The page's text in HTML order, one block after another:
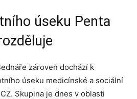
úseku Penta
zároveň dochází k
úseku medicínské a sociální
Skupina je dnes v oblasti